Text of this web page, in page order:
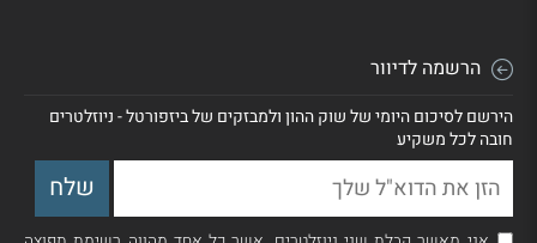
הרשמה לדיוור
הירשם לסיכום היומי של שוק ההון ולמבזקים של ביזפורטל - ניוזלטרים
חובה לכל משקיע